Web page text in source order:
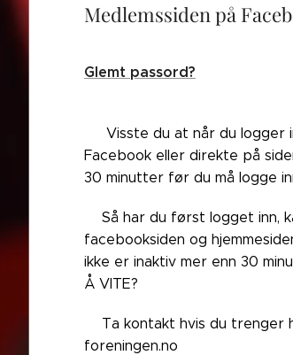
Medlemssiden på
Glemt passord?
👉🏼Visste du at når du
Facebook eller direkte på
30 minutter før du må logge
👉🏼Så har du først logget
facebooksiden og
ikke er inaktiv mer enn 30
Å VITE?
👉🏼Ta kontakt hvis du
foreningen.no